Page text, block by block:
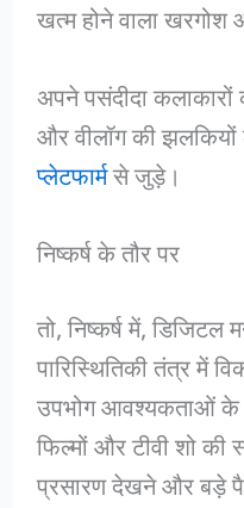
खत्म होने वाला खरगोश
अपने पसंदीदा
और वीलॉग की
प्लेटफार्मसे जुड़े।
निष्कर्ष के तौर पर
तो, निष्कर्ष में, डिजिटल
पारिस्थितिकी तंत्र में
उपभोग आवश्यकताओं के
फिल्मों और टीवी शो की
प्रसारण देखने और बड़े